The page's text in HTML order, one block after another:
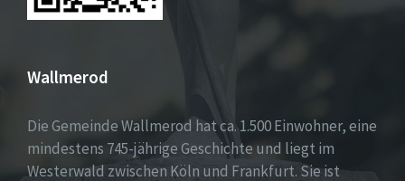
Wallmerod
Die Gemeinde Wallmerod hat ca. 1.500 Einwohner, eine
mindestens 745-jährige Geschichte und liegt im
Westerwald zwischen Köln und Frankfurt. Sie ist